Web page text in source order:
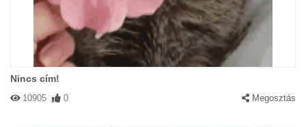
Nincs cím!
10905 0 Megosztás